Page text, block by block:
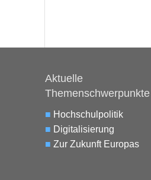
Aktuelle
Themenschwerpunkte
■ Hochschulpolitik
■ Digitalisierung
■ Zur Zukunft Europas